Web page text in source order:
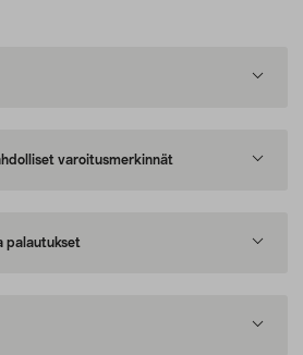
varoitusmerkinnät
palautukset